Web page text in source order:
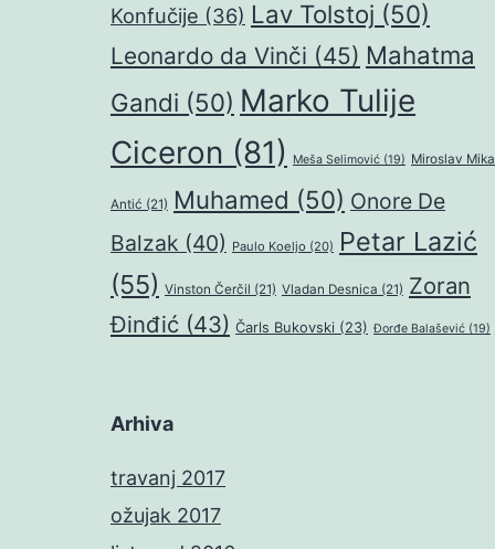
Konfučije (36) Lav Tolstoj (50)
Leonardo da Vinči (45) Mahatma
Gandi (50) Marko Tulije
Ciceron (81) Meša Selimović (19) Miroslav Mika
Antić (21) Muhamed (50) Onore De
Balzak (40) Paulo Koeljo (20) Petar Lazić
(55) Vinston Čerčil (21) Vladan Desnica (21) Zoran
Đinđić (43) Čarls Bukovski (23) Đorđe Balašević (19)
Arhiva
travanj 2017
ožujak 2017